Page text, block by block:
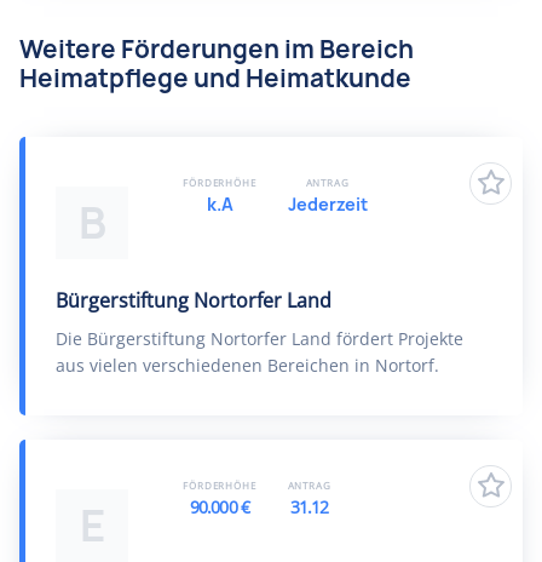
Weitere Förderungen im Bereich
Heimatpflege und Heimatkunde
B
Bürgerstiftung Nortorfer Land
Die Bürgerstiftung Nortorfer Land fördert Projekte
aus vielen verschiedenen Bereichen in Nortorf.
FÖRDERHÖHE
k.A
ANTRAG
Jederzeit
E
FÖRDERHÖHE
90.000 €
ANTRAG
31.12